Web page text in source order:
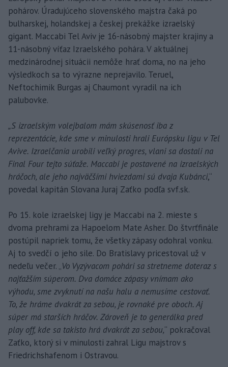
pohárov. Úradujúceho slovenského majstra čaká po
bulharskej, holandskej a českej prekážke izraelský
gigant. Maccabi Tel Aviv je 16-násobný majster krajiny a
11-násobný víťaz Izraelského pohára. V aktuálnej
medzinárodnej situácii nemôže hrať doma, no na jeho
výsledkoch sa to výrazne neprejavilo. Teruel,
Neftochimik Burgas aj Chaumont vyradil na ich
palubovke.
„S izraelským volejbalom mám skúsenosť iba z
reprezentácie, kde sme v minulosti hrali Európsku ligu v Tel
Avive. Izraelčania urobili veľký progres, vlani sa dostali na
Final Four tejto súťaže. Maccabi je postavené na izraelských
hráčoch, ale jeho najväčšími hviezdami sú dvaja Kubánci,“
povedal kapitán Slovana Juraj Zaťko podľa svf.sk.
Po 15. kole izraelskej ligy je Maccabi na 2. mieste s
dvoma prehrami za Hapoelom Mate Asher. Do štvrťfinále
postúpil napriek tomu, že všetky zápasy odohral vonku.
Aj to svedčí o jeho sile. Do Bratislavy pricestoval už v
nedeľu večer. „Vo Vyzývacom pohári sa stretneme doteraz s
najťažším súperom. Dva domáce zápasy vnímam ako
výhodu, sme zvyknutí na našu halu a nemusíme cestovať.
To, že hráme dvakrát za sebou, je rovnaké pre oboch. Aj
súper má starších hráčov. Zároveň je to generálka pred
play off, kde sa takisto hrá dvakrát za sebou,“ pokračoval
Zaťko, ktorý si v minulosti zahral Ligu majstrov s
Friedrichshafenom i Ostravou.